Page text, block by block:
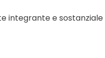
integrante e